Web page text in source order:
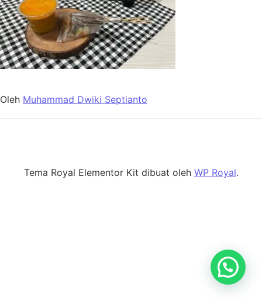
Oleh Muhammad Dwiki Septianto
Tema Royal Elementor Kit dibuat oleh WP Royal.